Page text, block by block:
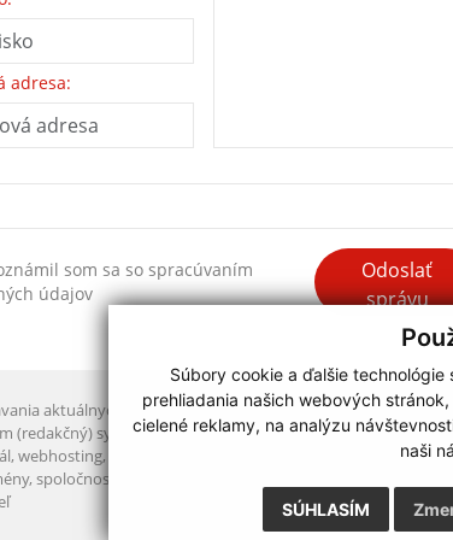
Súbory cookie a ďalšie
prehliadania našich webových
cielené reklamy, na analýzu
naši
SÚHLASÍM
adresa:
som sa so spracúvaním
údajov
Odoslať
správu
aktuálnych informácií s
(redakčný) systém ECHELON 2,
, webhosting,
, spoločnosť webex.digital, s.r.o.